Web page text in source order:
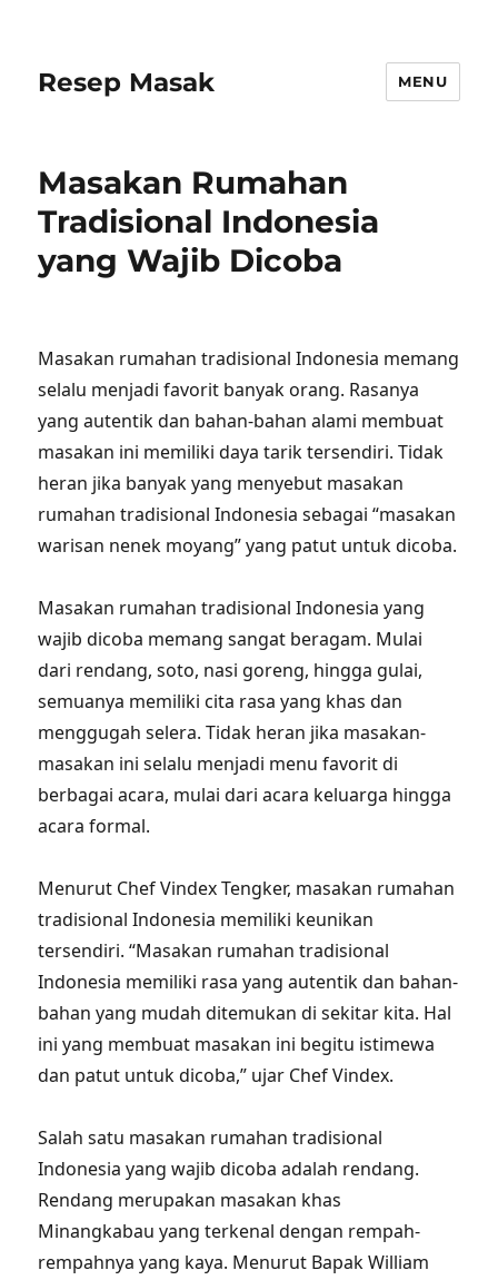
Resep Masak MENU
Masakan Rumahan
Tradisional Indonesia
yang Wajib Dicoba
Masakan rumahan tradisional Indonesia memang
selalu menjadi favorit banyak orang. Rasanya
yang autentik dan bahan-bahan alami membuat
masakan ini memiliki daya tarik tersendiri. Tidak
heran jika banyak yang menyebut masakan
rumahan tradisional Indonesia sebagai “masakan
warisan nenek moyang” yang patut untuk dicoba.
Masakan rumahan tradisional Indonesia yang
wajib dicoba memang sangat beragam. Mulai
dari rendang, soto, nasi goreng, hingga gulai,
semuanya memiliki cita rasa yang khas dan
menggugah selera. Tidak heran jika masakan-
masakan ini selalu menjadi menu favorit di
berbagai acara, mulai dari acara keluarga hingga
acara formal.
Menurut Chef Vindex Tengker, masakan rumahan
tradisional Indonesia memiliki keunikan
tersendiri. “Masakan rumahan tradisional
Indonesia memiliki rasa yang autentik dan bahan-
bahan yang mudah ditemukan di sekitar kita. Hal
ini yang membuat masakan ini begitu istimewa
dan patut untuk dicoba,” ujar Chef Vindex.
Salah satu masakan rumahan tradisional
Indonesia yang wajib dicoba adalah rendang.
Rendang merupakan masakan khas
Minangkabau yang terkenal dengan rempah-
rempahnya yang kaya. Menurut Bapak William